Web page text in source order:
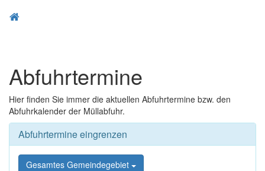
springen,
springen,
Accesskey
Zur
Kontaktseite
springen,
Accesskey
Schnellmenü
Startseite
Schnellmenü
zurück
Abfuhrtermine
Hier finden Sie immer die aktuellen Abfuhrtermine bzw. den
Abfuhrkalender der Müllabfuhr.
Abfuhrtermine eingrenzen
Gesamtes Gemeindegebiet